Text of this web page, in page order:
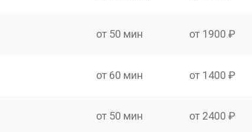
от 50 мин от 1900 ₽
от 60 мин от 1400 ₽
от 50 мин от 2400 ₽